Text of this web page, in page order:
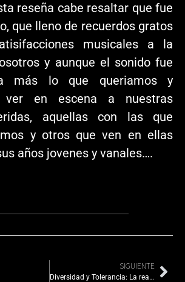
reseña cabe resaltar que fue
que lleno de recuerdos gratos
musicales a la
y aunque el sonido fue
más lo que queriamos y
ver en escena a nuestras
aquellas con las que
y otros que ven en ellas
años jovenes y vanales….
SIGUIENTE
Diversidad y Tolerancia: La realidad que quieren negar